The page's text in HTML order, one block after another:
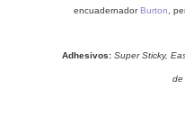
encuadernador Burton ,
Adhesivos: Super Sticky,
de